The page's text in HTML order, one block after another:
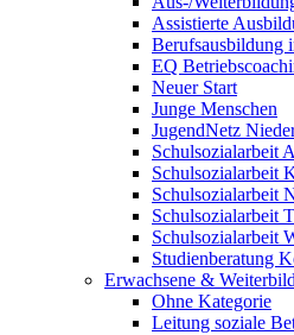
Assistierte
EQ
Neuer Start
Junge Menschen
JugendNetz
Schulsozialarbeit
Schulsozialarbeit
Schulsozialarbeit
Schulsozialarbeit
Schulsozialarbeit
Studienberatung
Erwachsene &
Ohne Kategorie
Leitung soziale